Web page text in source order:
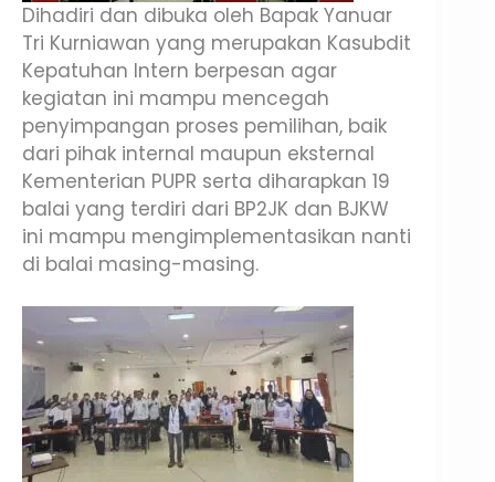
Dihadiri dan dibuka oleh Bapak Yanuar
Tri Kurniawan yang merupakan Kasubdit
Kepatuhan Intern berpesan agar
kegiatan ini mampu mencegah
penyimpangan proses pemilihan, baik
dari pihak internal maupun eksternal
Kementerian PUPR serta diharapkan 19
balai yang terdiri dari BP2JK dan BJKW
ini mampu mengimplementasikan nanti
di balai masing-masing.